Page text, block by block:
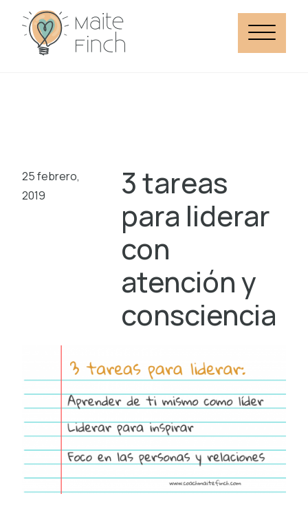
25 febrero,
2019
3 tareas
para liderar
con
atención y
consciencia